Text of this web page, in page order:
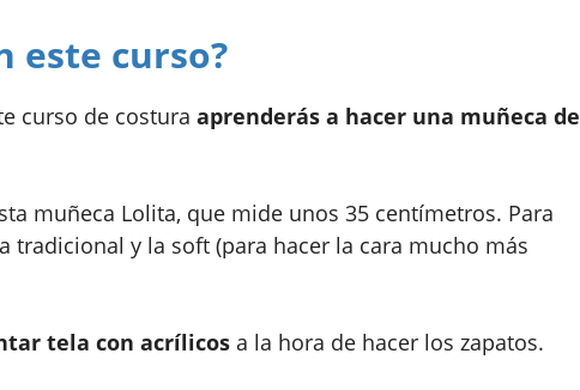
este curso?
curso de costura aprenderás a hacer una muñeca de
muñeca Lolita, que mide unos 35 centímetros. Para
tradicional y la soft (para hacer la cara mucho más
tela con acrílicos a la hora de hacer los zapatos.